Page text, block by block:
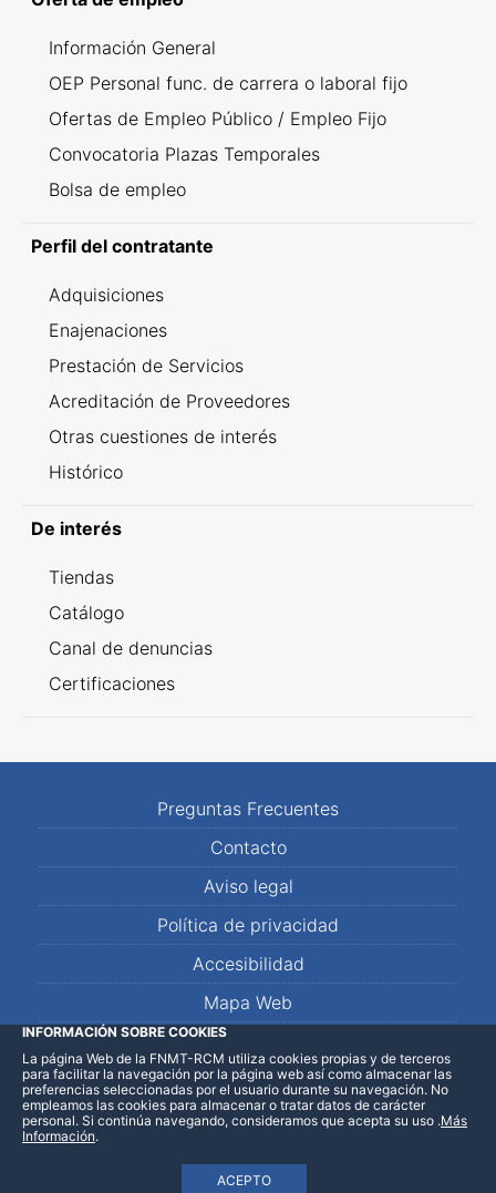
Información General
OEP Personal func. de carrera o laboral fijo
Ofertas de Empleo Público / Empleo Fijo
Convocatoria Plazas Temporales
Bolsa de empleo
Perfil del contratante
Adquisiciones
Enajenaciones
Prestación de Servicios
Acreditación de Proveedores
Otras cuestiones de interés
Histórico
De interés
Tiendas
Catálogo
Canal de denuncias
Certificaciones
Preguntas Frecuentes
Contacto
Aviso legal
Política de privacidad
Accesibilidad
Mapa Web
LinkedInFacebookWhatsApp
INFORMACIÓN SOBRE COOKIES
La página Web de la FNMT-RCM utiliza cookies propias y de terceros
para facilitar la navegación por la página web así como almacenar las
preferencias seleccionadas por el usuario durante su navegación. No
empleamos las cookies para almacenar o tratar datos de carácter
personal. Si continúa navegando, consideramos que acepta su uso
ACEPTO
.Más
Información.